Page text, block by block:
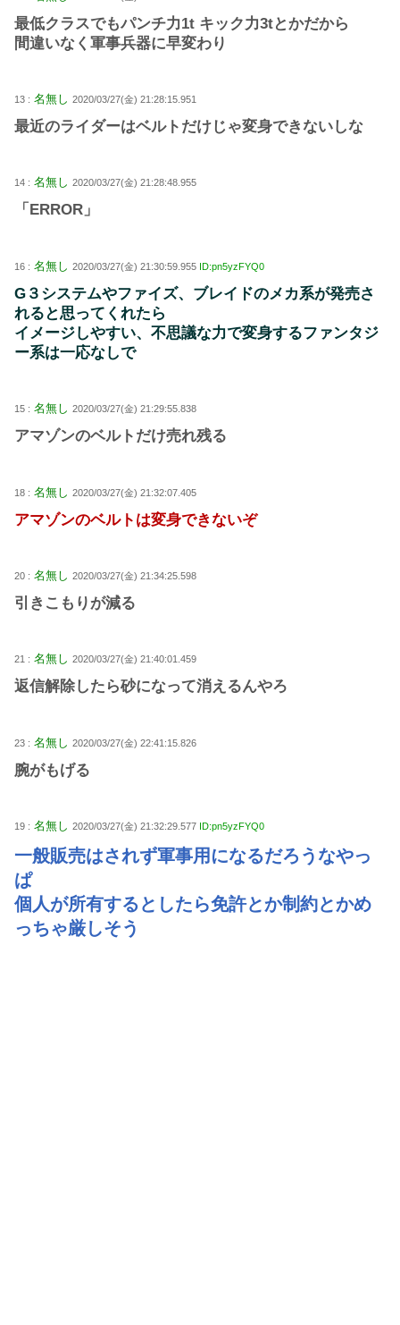
最低クラスでもパンチ力1t キック力3tとかだから
間違いなく軍事兵器に早変わり
13 : 名無し 2020/03/27(金) 21:28:15.951
最近のライダーはベルトだけじゃ変身できないしな
14 : 名無し 2020/03/27(金) 21:28:48.955
「ERROR」
16 : 名無し 2020/03/27(金) 21:30:59.955 ID:pn5yzFYQ0
G３システムやファイズ、ブレイドのメカ系が発売さ
れると思ってくれたら
イメージしやすい、不思議な力で変身するファンタジ
ー系は一応なしで
15 : 名無し 2020/03/27(金) 21:29:55.838
アマゾンのベルトだけ売れ残る
18 : 名無し 2020/03/27(金) 21:32:07.405
アマゾンのベルトは変身できないぞ
20 : 名無し 2020/03/27(金) 21:34:25.598
引きこもりが減る
21 : 名無し 2020/03/27(金) 21:40:01.459
返信解除したら砂になって消えるんやろ
23 : 名無し 2020/03/27(金) 22:41:15.826
腕がもげる
19 : 名無し 2020/03/27(金) 21:32:29.577 ID:pn5yzFYQ0
一般販売はされず軍事用になるだろうなやっ
ぱ
個人が所有するとしたら免許とか制約とかめ
っちゃ厳しそう